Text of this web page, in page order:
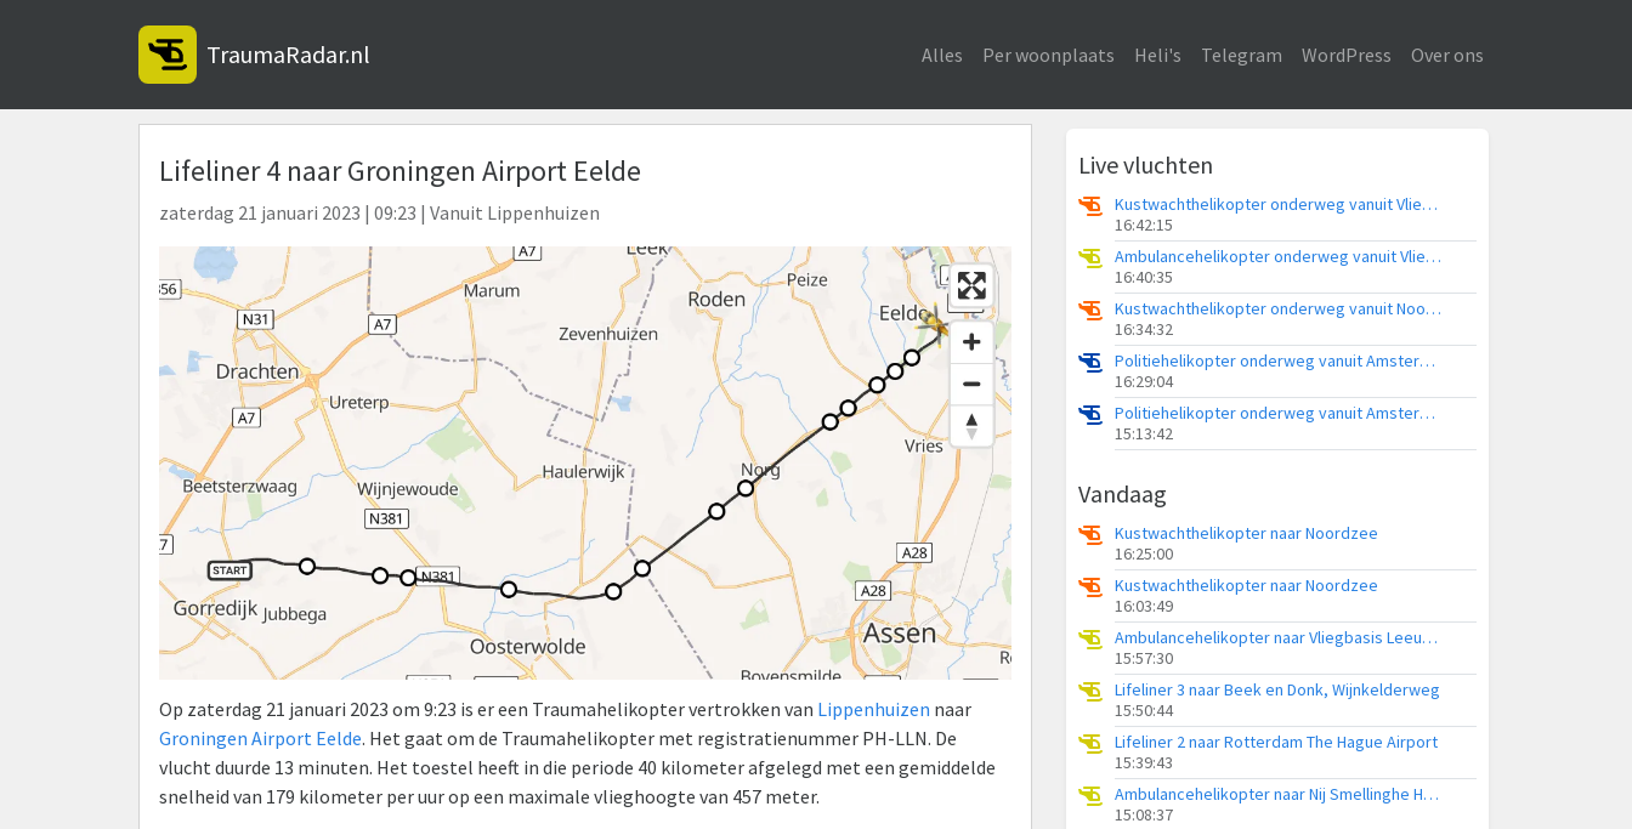
TraumaRadar.nl Alles Per woonplaats Heli's Telegram WordPress Over ons
Lifeliner 4 naar Groningen Airport Eelde
zaterdag 21 januari 2023 | 09:23 | Vanuit Lippenhuizen
Op zaterdag 21 januari 2023 om 9:23 is er een Traumahelikopter vertrokken van Lippenhuizen naar
Groningen Airport Eelde. Het gaat om de Traumahelikopter met registratienummer PH-LLN. De
vlucht duurde 13 minuten. Het toestel heeft in die periode 40 kilometer afgelegd met een gemiddelde
snelheid van 179 kilometer per uur op een maximale vlieghoogte van 457 meter.
Live vluchten
Kustwachthelikopter onderweg vanuit Vliegveld Midden-Zeeland
16:42:15
Ambulancehelikopter onderweg vanuit Vliegbasis Leeuwarden
16:40:35
Kustwachthelikopter onderweg vanuit Noordzee
16:34:32
Politiehelikopter onderweg vanuit Amsterdam Vliegveld Schiphol
16:29:04
Politiehelikopter onderweg vanuit Amsterdam Vliegveld Schiphol
15:13:42
Vandaag
Kustwachthelikopter naar Noordzee
16:25:00
Kustwachthelikopter naar Noordzee
16:03:49
Ambulancehelikopter naar Vliegbasis Leeuwarden
15:57:30
Lifeliner 3 naar Beek en Donk, Wijnkelderweg
15:50:44
Lifeliner 2 naar Rotterdam The Hague Airport
15:39:43
Ambulancehelikopter naar Nij Smellinghe Hospital Heliport
15:08:37